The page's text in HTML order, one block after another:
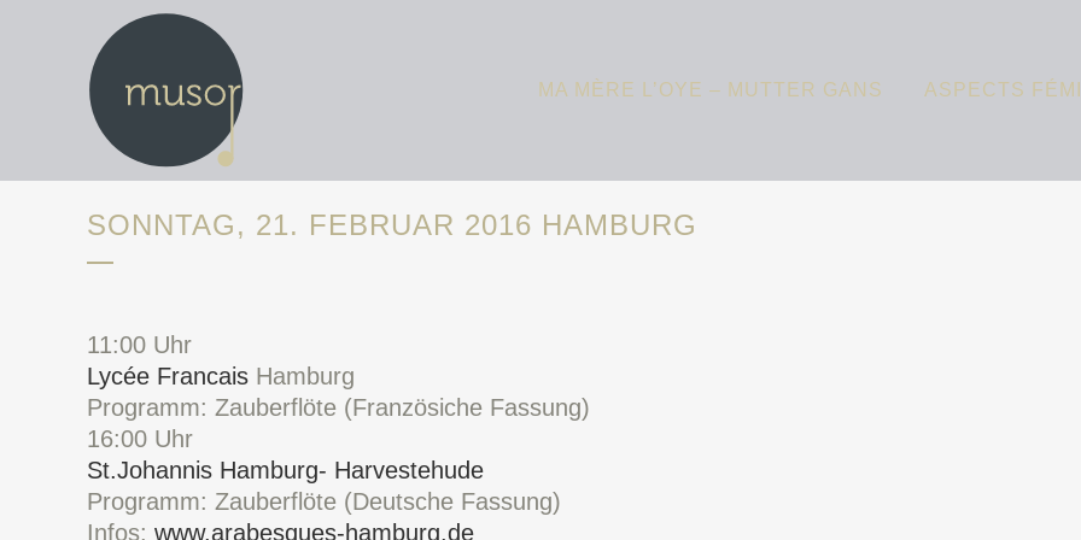
MA MÈRE L’OYE – MUTTER GANS ASPECTS
SONNTAG, 21. FEBRUAR 2016 HAMBURG
11:00 Uhr
Lycée Francais Hamburg
Programm: Zauberflöte (Französiche Fassung)
16:00 Uhr
St.Johannis Hamburg- Harvestehude
Programm: Zauberflöte (Deutsche Fassung)
Infos: www.arabesques-hamburg.de